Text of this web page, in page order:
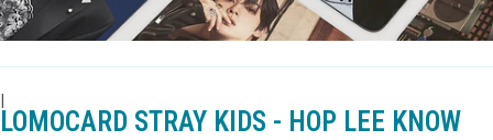
LOMOCARD STRAY KIDS - HOP LEE KNOW